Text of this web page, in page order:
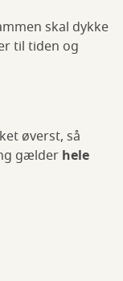
skal dykke
til tiden og
øverst, så
gælder hele